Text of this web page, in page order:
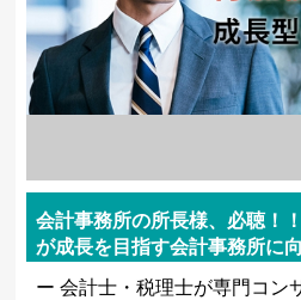
会計事務所の所長様、必聴！
が成長を目指す会計事務所に
ー 会計士・税理士が専門コン